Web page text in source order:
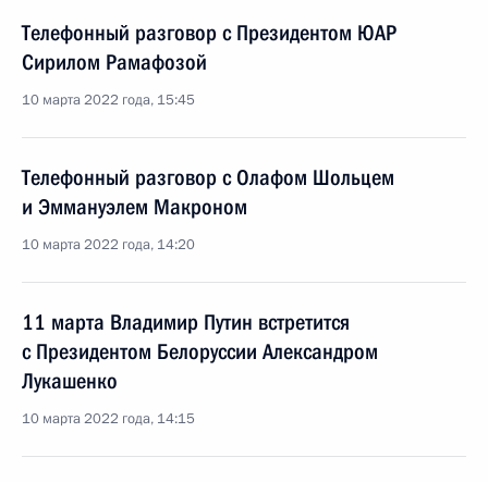
Телефонный разговор с Президентом ЮАР
Сирилом Рамафозой
10 марта 2022 года, 15:45
Телефонный разговор с Олафом Шольцем
и Эммануэлем Макроном
10 марта 2022 года, 14:20
11 марта Владимир Путин встретится
с Президентом Белоруссии Александром
Лукашенко
10 марта 2022 года, 14:15